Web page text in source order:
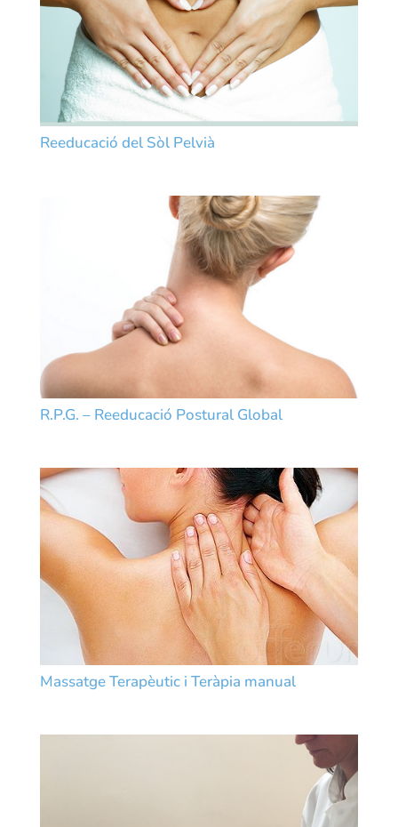
Reeducació del Sòl Pelvià
R.P.G. – Reeducació Postural Global
Massatge Terapèutic i Teràpia manual